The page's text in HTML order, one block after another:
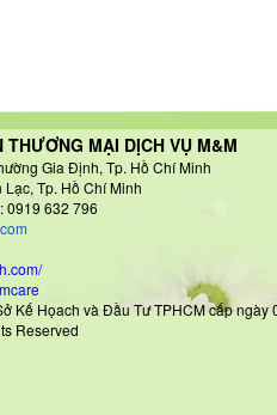
THƯƠNG MẠI DỊCH VỤ M&M
Gia Định, Tp. Hồ Chí Minh
Tp. Hồ Chí Minh
0919 632 796
Sở Kế Họach và Đầu Tư TPHCM
Reserved